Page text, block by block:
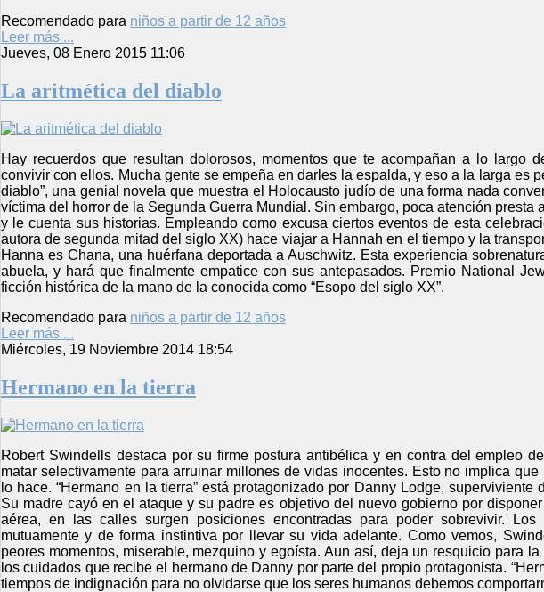
Recomendado para niños a partir de 12 años
Leer más ...
Jueves, 08 Enero 2015 11:06
La aritmética del diablo
Hay recuerdos que resultan dolorosos, momentos que te acompañan a lo largo
convivir con ellos. Mucha gente se empeña en darles la espalda, y eso a la larga es
diablo”, una genial novela que muestra el Holocausto judío de una forma nada
víctima del horror de la Segunda Guerra Mundial. Sin embargo, poca atención
y le cuenta sus historias. Empleando como excusa ciertos eventos de esta
autora de segunda mitad del siglo XX) hace viajar a Hannah en el tiempo y la
Hanna es Chana, una huérfana deportada a Auschwitz. Esta experiencia
abuela, y hará que finalmente empatice con sus antepasados. Premio National
ficción histórica de la mano de la conocida como “Esopo del siglo XX”.
Recomendado para niños a partir de 12 años
Leer más ...
Miércoles, 19 Noviembre 2014 18:54
Hermano en la tierra
Robert Swindells destaca por su firme postura antibélica y en contra del empleo
matar selectivamente para arruinar millones de vidas inocentes. Esto no implica
lo hace. “Hermano en la tierra” está protagonizado por Danny Lodge,
Su madre cayó en el ataque y su padre es objetivo del nuevo gobierno por
aérea, en las calles surgen posiciones encontradas para poder sobrevivir.
mutuamente y de forma instintiva por llevar su vida adelante. Como vemos,
peores momentos, miserable, mezquino y egoísta. Aun así, deja un resquicio para
los cuidados que recibe el hermano de Danny por parte del propio protagonista.
tiempos de indignación para no olvidarse que los seres humanos debemos